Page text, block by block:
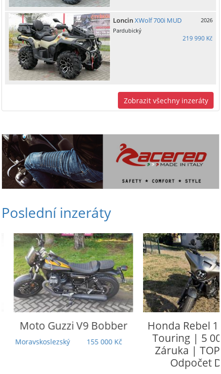
LoncinXWolf 700i MUD
2026
Pardubický
219 990 Kč
Zobrazit všechny inzeráty
Poslední inzeráty
Moto GuzziV9 Bobber
Moravskoslezský 155 000 Kč
HondaRebel
Touring | 5
Záruka | TOP
Odpočet